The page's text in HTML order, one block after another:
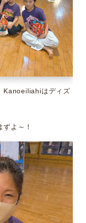
Kanoeiliahiはディズ
よ～！